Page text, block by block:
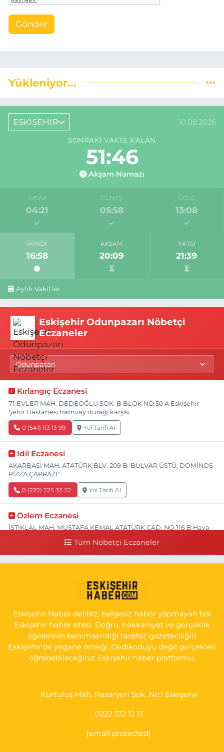
Gönder
Yükleniyor...
ESKİŞEHİR 10.08.2026
SONRAKI VAKTE KALAN
51:45
Akşam Namazı
İMSAK
04:21
GÜNEŞ
05:58
ÖĞLE
13:08
İKINDI
16:58
AKŞAM
20:09
YATSI
21:39
Aylık Vakitler
Eskişehir Odunpazarı Nöbetçi
Eczaneler
Kırlangıç Eczanesi
71 EVLER MAH. DEDEOĞLU SOK. B BLOK NO:50 A Eskişehir
Şehir Hastanesi tramvay durağı karşısı
0 (541) 113 13 99 Yol Tarifi Al
Idil Eczanesi
AKARBAŞI MAH. ATATÜRK BLV. 209 B 'BULVAR ÜSTÜ, DOMİNOS
PİZZA ÇAPRAZI'
0 (222) 225 33 32 Yol Tarifi Al
Özlem Eczanesi
İSTİKLAL MAH. MUSTAFA KEMAL ATATÜRK CAD. NO:116 B Hava
GÖKMEYDAN MAH. ULUS CAD. NO:4 A ADLİYE AŞAĞISI, SARAR
İMAM HATİP YANI, CUMA PAZARI CADDE GİRİŞİ
0 (222) 240 16 67 Yol Tarifi Al
Tüm Nöbetçi Eczaneler
Eskişehir Haber delilsiz, belgesiz haber yapmayan tek
Eskişehir haber sitesi. Doğru, hakkaniyet ve gerçeklik
öğelerinin benimsendiği tarafsız gazeteciliğin
Eskişehir'de yegane örneği. Dedikoduyu değil gerçekleri
öğrenebileceğiniz Eskişehir haber platformu.
Kurtuluş Mah. Pazaryeri Sok. No:1 Eskişehir
0222 332 12 13
[email protected]